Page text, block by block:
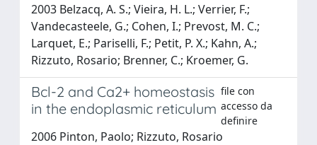
2003 Belzacq, A. S.; Vieira, H. L.; Verrier, F.;
Vandecasteele, G.; Cohen, I.; Prevost, M. C.;
Larquet, E.; Pariselli, F.; Petit, P. X.; Kahn, A.;
Rizzuto, Rosario; Brenner, C.; Kroemer, G.
Bcl-2 and Ca2+ homeostasis
in the endoplasmic reticulum
file con
accesso da
definire
2006 Pinton, Paolo; Rizzuto, Rosario